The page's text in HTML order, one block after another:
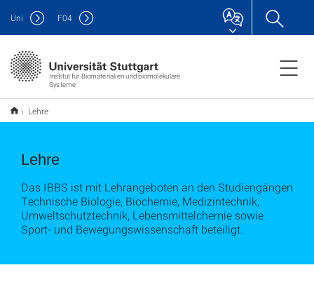
Institut für Biomaterialien und biomolekulare
Systeme
Uni F04
Lehre
Lehre
Das IBBS ist mit Lehrangeboten an den Studiengängen
Technische Biologie, Biochemie, Medizintechnik,
Umweltschutztechnik, Lebensmittelchemie sowie
Sport- und Bewegungswissenschaft beteiligt.